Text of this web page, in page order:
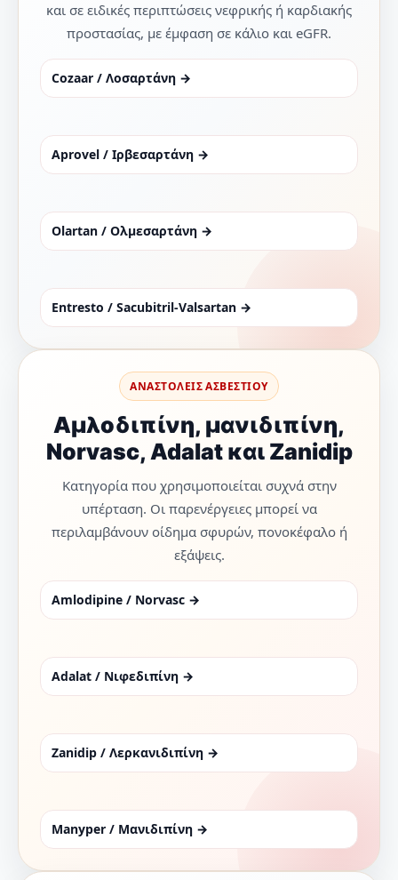
και σε ειδικές περιπτώσεις νεφρικής ή καρδιακής
προστασίας, με έμφαση σε κάλιο και eGFR.
Cozaar / Λοσαρτάνη →
Aprovel / Ιρβεσαρτάνη →
Olartan / Ολμεσαρτάνη →
Entresto / Sacubitril-Valsartan →
ΑΝΑΣΤΟΛΕΙΣ ΑΣΒΕΣΤΙΟΥ
Αμλοδιπίνη, μανιδιπίνη,
Norvasc, Adalat και Zanidip
Κατηγορία που χρησιμοποιείται συχνά στην
υπέρταση. Οι παρενέργειες μπορεί να
περιλαμβάνουν οίδημα σφυρών, πονοκέφαλο ή
εξάψεις.
Amlodipine / Norvasc →
Adalat / Νιφεδιπίνη →
Zanidip / Λερκανιδιπίνη →
Manyper / Μανιδιπίνη →